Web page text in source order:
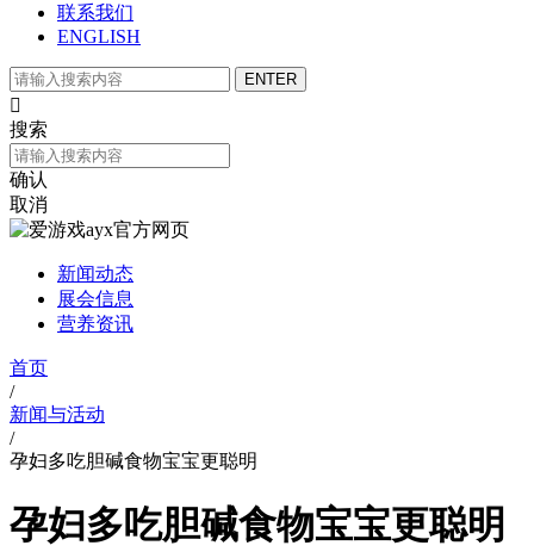
联系我们
ENGLISH

搜索
确认
取消
新闻动态
展会信息
营养资讯
首页
/
新闻与活动
/
孕妇多吃胆碱食物宝宝更聪明
孕妇多吃胆碱食物宝宝更聪明